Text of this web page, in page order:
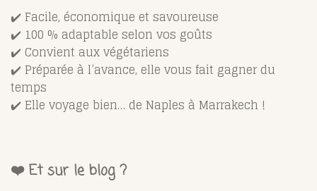
✔️ Facile, économique et savoureuse
✔️ 100 % adaptable selon vos goûts
✔️ Convient aux végétariens
✔️ Préparée à l’avance, elle vous fait gagner du
temps
✔️ Elle voyage bien… de Naples à Marrakech !
❤️ Et sur le blog ?